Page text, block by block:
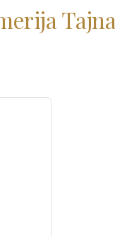
Tajna